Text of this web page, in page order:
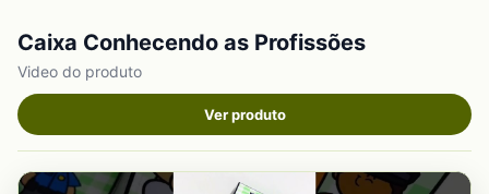
Caixa Conhecendo as Profissões
Video do produto
Ver produto